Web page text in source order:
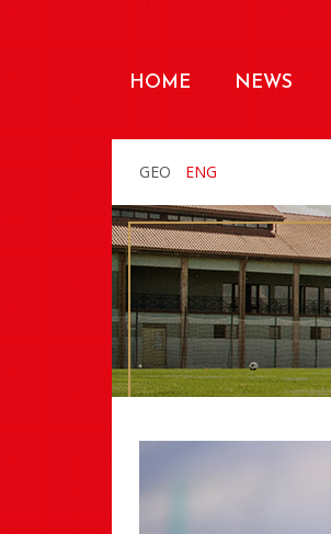
HOME NEWS
GEO ENG